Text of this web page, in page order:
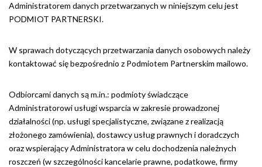
Administratorem danych przetwarzanych w niniejszym celu jest
PODMIOT PARTNERSKI.
W sprawach dotyczących przetwarzania danych osobowych należy
kontaktować się bezpośrednio z Podmiotem Partnerskim mailowo.
Odbiorcami danych są m.in.: podmioty świadczące
Administratorowi usługi wsparcia w zakresie prowadzonej
działalności (np. usługi specjalistyczne, związane z realizacją
złożonego zamówienia), dostawcy usług prawnych i doradczych
oraz wspierający Administratora w celu dochodzenia należnych
roszczeń (w szczególności kancelarie prawne, podatkowe, firmy